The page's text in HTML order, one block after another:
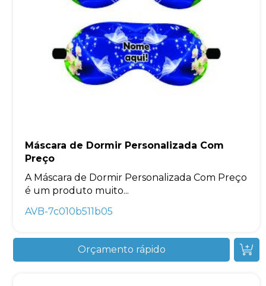
Máscara de Dormir Personalizada Com
Preço
A Máscara de Dormir Personalizada Com Preço
é um produto muito...
AVB-7c010b511b05
Orçamento rápido